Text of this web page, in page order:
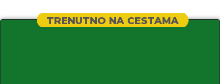
TRENUTNO NA CESTAMA